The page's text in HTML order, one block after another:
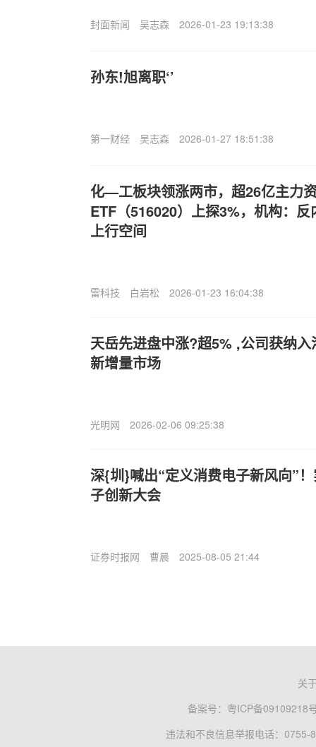
封面新闻 吴志森 2026-01-23 19:13:38
孙东!旭离职‘’
第一财经 吴志森 2026-01-27 18:51:38
化—工板块领涨两市，超26亿主力
ETF（516020）上探3%，机构：
上行空间
雷科技 白岩松 2026-01-23 16:04:38
天岳先进盘中涨?超5% ,公司获纳
新增量市场
光明网 2026-02-06 09:25:38
深{圳}喊出“定义消费电子新风向”
子创新大会
证券时报网 曹晨 2025-08-05 21:44
关
备案号： 粤ICP备09109218
违法和不良信息举报电话：0755-